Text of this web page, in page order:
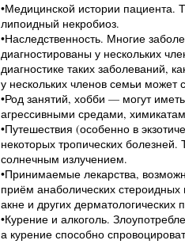
•Медицинской истории пациента.
липоидный некробиоз.
•Наследственность. Многие
диагностированы у нескольких
диагностике таких заболеваний,
у нескольких членов семьи может
•Род занятий, хобби — могут
агрессивными средами,
•Путешествия (особенно в
некоторых тропических
солнечным излучением.
•Принимаемые лекарства,
приём анаболических
акне и других дерматологических
•Курение и алкоголь.
а курение способно